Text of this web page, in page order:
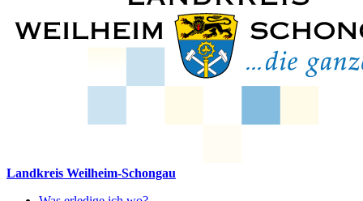
Landkreis Weilheim-Schongau